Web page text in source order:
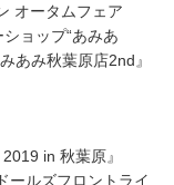
オータムフェア
ョップ“あみあ
あみ秋葉原店2nd』
in 秋葉原』
ールズフロントライ